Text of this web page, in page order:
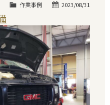
2023/08/31
作業事例